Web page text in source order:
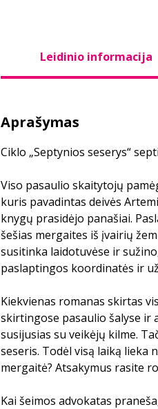
Leidinio informacija
Aprašymas
Ciklo „Septynios seserys“
Viso pasaulio skaitytojų
kuris pavadintas deivės
knygų prasidėjo panašiai.
šešias mergaites iš įvairių
susitinka laidotuvėse ir
paslaptingos koordinatės ir
Kiekvienas romanas skirtas
skirtingose pasaulio šalyse ir
susijusias su veikėjų kilme.
seseris. Todėl visą laiką lieka
mergaitė? Atsakymus rasite
Kai šeimos advokatas